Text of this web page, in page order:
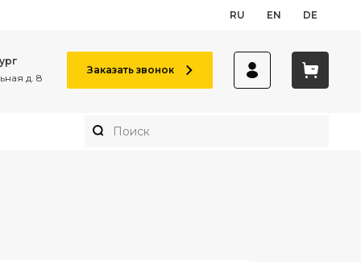
RU EN DE
д. 8
Заказать звонок